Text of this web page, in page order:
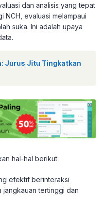
dan analisis yang tepat
NCH, evaluasi melampaui
suka. Ini adalah upaya
Jurus Jitu Tingkatkan
hal-hal berikut:
efektif berinteraksi
jangkauan tertinggi dan